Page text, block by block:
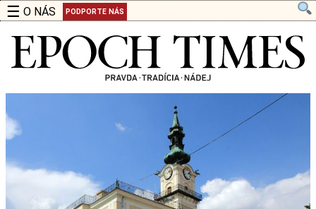
☰ O NÁS PODPORTE NÁS